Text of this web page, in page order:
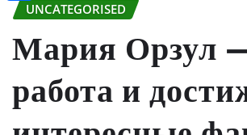
UNCATEGORISED
Мария Орзул
работа и
Отправить